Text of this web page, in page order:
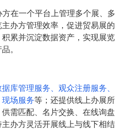
在一个平台上管理多个展、多
办方管理效率，促进贸易展的
累并沉淀数据资产，实现展览
。
库管理服务、观众注册服务、
场服务等；还提供线上办展所
需匹配、名片交换、在线询盘
办方灵活开展线上与线下相结